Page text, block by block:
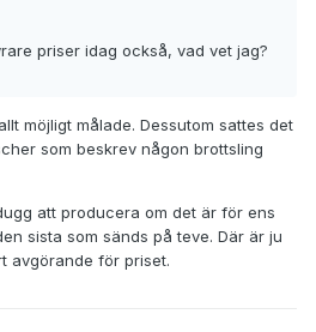
priser idag också, vad vet jag?
möjligt målade. Dessutom sattes det
som beskrev någon brottsling
att producera om det är för ens
sista som sänds på teve. Där är ju
avgörande för priset.